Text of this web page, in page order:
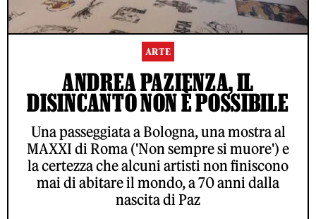
ARTE
ANDREA PAZIENZA, IL
DISINCANTO NON È POSSIBILE
Una passeggiata a Bologna, una mostra al
MAXXI di Roma ('Non sempre si muore') e
la certezza che alcuni artisti non finiscono
mai di abitare il mondo, a 70 anni dalla
nascita di Paz